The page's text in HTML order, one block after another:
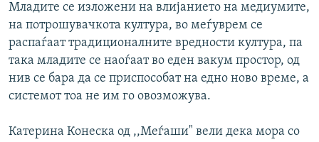
Младите се изложени на влијанието на медиумите,
на потрошувачкота култура, во меѓуврем се
распаѓаат традиционалните вредности култура, па
така младите се наоѓаат во еден вакум простор, од
нив се бара да се приспособат на едно ново време, а
системот тоа не им го овозможува.
Катерина Конеска од ,,Меѓаши" вели дека мора со